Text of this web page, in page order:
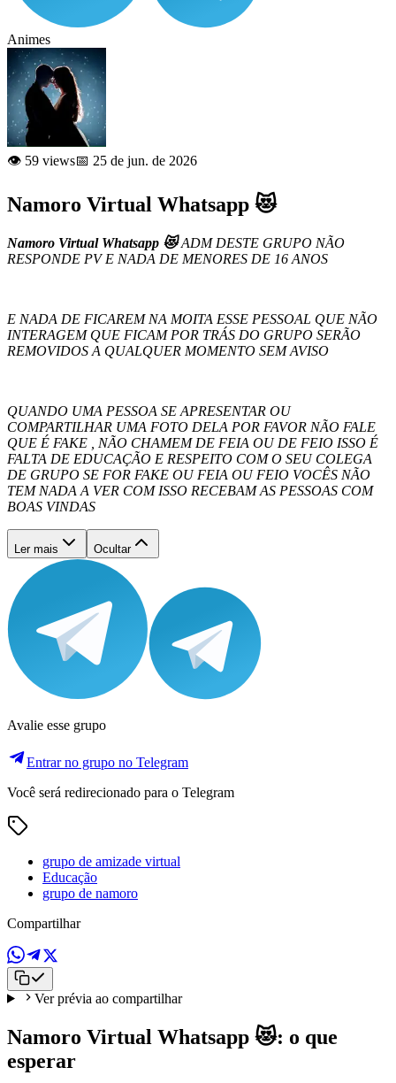
Animes
👁️ 59 views📅 25 de jun. de 2026
Namoro Virtual Whatsapp 😻
Namoro Virtual Whatsapp 😻ADM DESTE GRUPO NÃO
RESPONDE PV E NADA DE MENORES DE 16 ANOS
E NADA DE FICAREM NA MOITA ESSE PESSOAL QUE NÃO
INTERAGEM QUE FICAM POR TRÁS DO GRUPO SERÃO
REMOVIDOS A QUALQUER MOMENTO SEM AVISO
QUANDO UMA PESSOA SE APRESENTAR OU
COMPARTILHAR UMA FOTO DELA POR FAVOR NÃO FALE
QUE É FAKE , NÃO CHAMEM DE FEIA OU DE FEIO ISSO É
FALTA DE EDUCAÇÃO E RESPEITO COM O SEU COLEGA
DE GRUPO SE FOR FAKE OU FEIA OU FEIO VOCÊS NÃO
TEM NADA A VER COM ISSO RECEBAM AS PESSOAS COM
BOAS VINDAS
Ler mais Ocultar
Avalie esse grupo
Entrar no grupo no Telegram
Você será redirecionado para o Telegram
grupo de amizade virtual
Educação
grupo de namoro
Compartilhar
Ver prévia ao compartilhar
Namoro Virtual Whatsapp 😻: o que
esperar